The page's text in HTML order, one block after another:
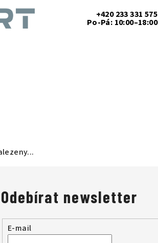
+420 233 331 575
Po-Pá: 10:00–18:00
Odebírat newsletter
E-mail